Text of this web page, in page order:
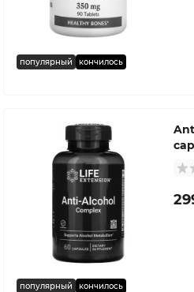
популярный кончилось
популярный кончилось